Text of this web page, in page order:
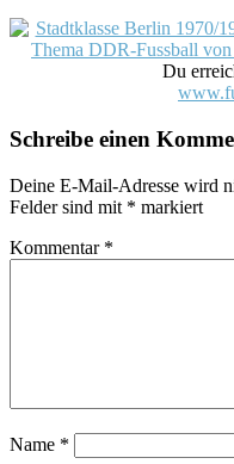
Du
Schreibe einen
Deine E-Mail-Adresse wird
Felder sind mit * markiert
Kommentar *
Name *